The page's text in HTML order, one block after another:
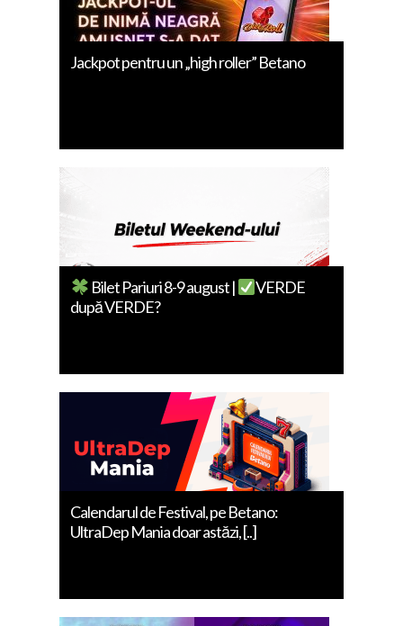
Jackpot pentru un „high roller” Betano
Bilet Pariuri 8-9 august |
VERDE
după VERDE?
Calendarul de Festival, pe Betano:
UltraDep Mania doar astăzi, [..]